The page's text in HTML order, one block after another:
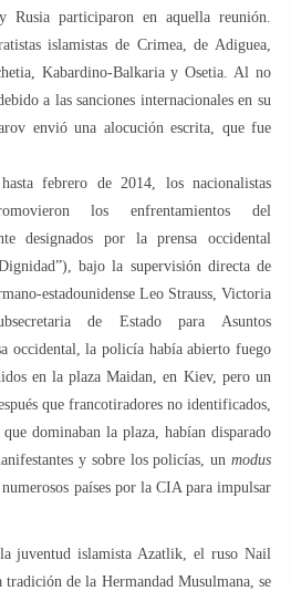
participaron en aquella reunión.
islamistas de Crimea, de Adiguea,
Kabardino-Balkaria y Osetia. Al no
a las sanciones internacionales en su
envió una alocución escrita, que fue
febrero de 2014, los nacionalistas
los enfrentamientos del
designados por la prensa occidental
bajo la supervisión directa de
estadounidense Leo Strauss, Victoria
de Estado para Asuntos
occidental, la policía había abierto fuego
en la plaza Maidan, en Kiev, pero un
que francotiradores no identificados,
dominaban la plaza, habían disparado
y sobre los policías, un modus
países por la CIA para impulsar
juventud islamista Azatlik, el ruso Nail
de la Hermandad Musulmana, se